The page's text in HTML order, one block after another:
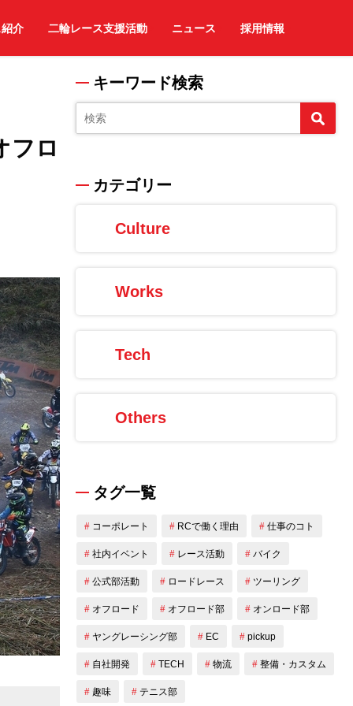
介 二輪レース支援活動 ニュース 採用情報
フロ
キーワード検索
カテゴリー
Culture
Others
Tech
Works
タグ一覧
コーポレート RCで働く理由 仕事のコト
社内イベント レース活動 バイク
公式部活動 ロードレース ツーリング
オフロード オフロード部 オンロード部
ヤングレーシング部 EC pickup
自社開発 TECH 物流 整備・カスタム
趣味 テニス部